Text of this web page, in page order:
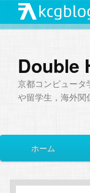
Double
京都コンピュー
や留学生，海外関
イ
メ
イ
サ
ブ
ホーム